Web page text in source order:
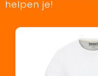
helpen je!